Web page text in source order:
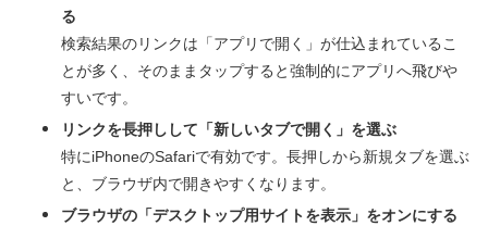
る
検索結果のリンクは「アプリで開く」が仕込まれているこ
とが多く、そのままタップすると強制的にアプリへ飛びや
すいです。
リンクを長押しして「新しいタブで開く」を選ぶ
特にiPhoneのSafariで有効です。長押しから新規タブを選ぶ
と、ブラウザ内で開きやすくなります。
ブラウザの「デスクトップ用サイトを表示」をオンにする